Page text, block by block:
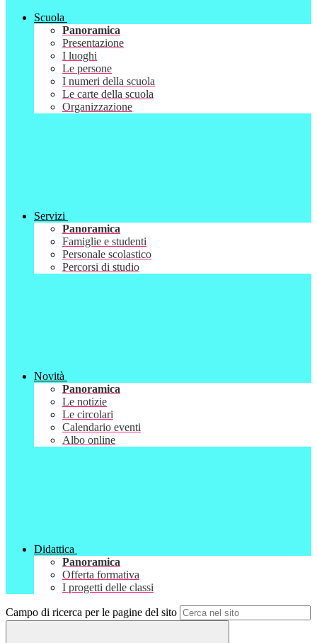
Scuola
Panoramica
Presentazione
I luoghi
Le persone
I numeri della scuola
Le carte della scuola
Organizzazione
Servizi
Panoramica
Famiglie e studenti
Personale scolastico
Percorsi di studio
Novità
Panoramica
Le notizie
Le circolari
Calendario eventi
Albo online
Didattica
Panoramica
Offerta formativa
I progetti delle classi
Campo di ricerca per le pagine del sito